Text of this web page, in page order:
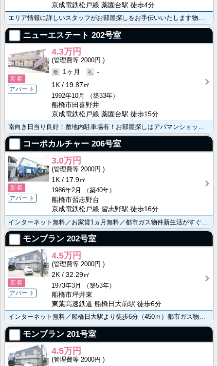
京成電鉄松戸線 薬園台駅 徒歩4分
ニューエステート 202号室
新着
アパート
4.3万円
2000円
1ヶ月
-
1K
19.87㎡
1992年10月
（築33年）
船橋市田喜野井
京成電鉄松戸線 薬園台駅 徒歩15分
コーポカルチャー 206号室
新着
アパート
3.0万円
2000円
1K
17.9㎡
1986年2月
（築40年）
船橋市習志野台
京成電鉄松戸線 習志野駅 徒歩16分
モンブラン 202号室
新着
アパート
4.5万円
2000円
2K
32.29㎡
1973年3月
（築53年）
船橋市坪井東
東葉高速鉄道 船橋日大前駅 徒歩6分
インターネット無料／船橋日大駅より徒歩6分（450ｍ）都市ガス物件／室内洗濯機置き場あり／バストイレ･･･
モンブラン 201号室
4.5万円
2000円